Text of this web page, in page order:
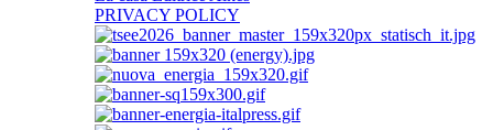
PRIVACY POLICY